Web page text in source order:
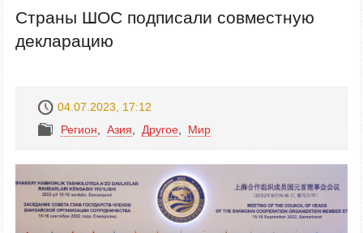
Страны ШОС подписали совместную
декларацию
04.07.2023, 17:12
Регион
Азия Другое Mир